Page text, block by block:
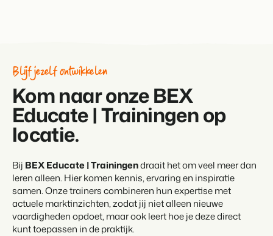
Blijf jezelf ontwikkelen
Kom naar onze BEX
Educate | Trainingen op
locatie.
Bij BEX Educate | Trainingendraait het om veel meer dan
leren alleen. Hier komen kennis, ervaring en inspiratie
samen. Onze trainers combineren hun expertise met
actuele marktinzichten, zodat jij niet alleen nieuwe
vaardigheden opdoet, maar ook leert hoe je deze direct
kunt toepassen in de praktijk.